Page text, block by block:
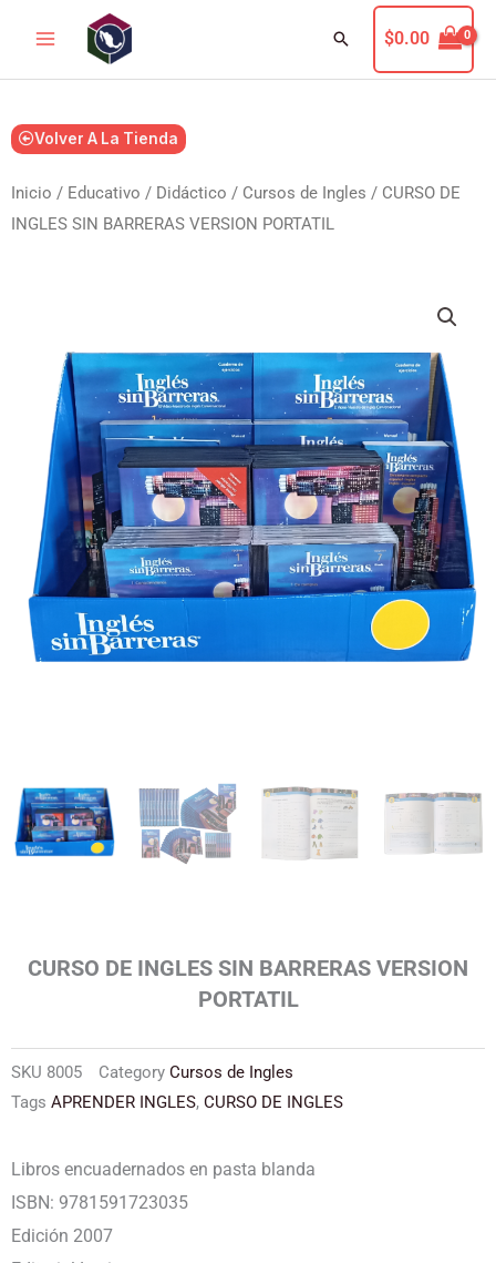
contenido
Buscar$0.00
Volver A La Tienda
Inicio / Educativo / Didáctico / Cursos de Ingles / CURSO DE
INGLES SIN BARRERAS VERSION PORTATIL
CURSO DE INGLES SIN BARRERAS VERSION
PORTATIL
SKU 8005 Category Cursos de Ingles
Tags APRENDER INGLES, CURSO DE INGLES
Libros encuadernados en pasta blanda
ISBN: 9781591723035
Edición 2007